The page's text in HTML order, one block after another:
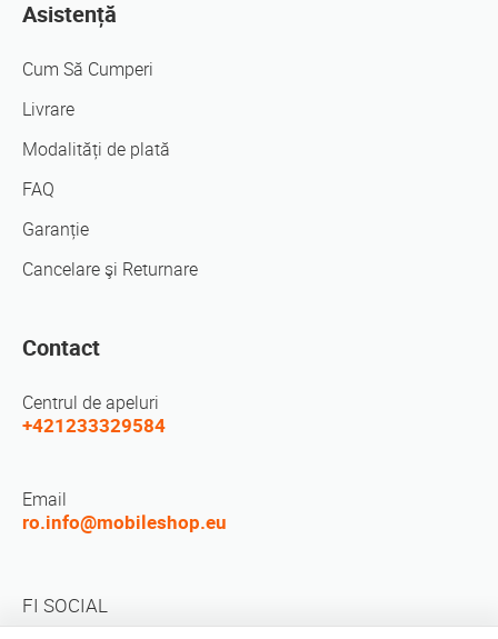
Asistență
Cum Să Cumperi
Livrare
Modalități de plată
FAQ
Garanție
Cancelare şi Returnare
Contact
Centrul de apeluri
+421233329584
Email
ro.info@mobileshop.eu
FI SOCIAL